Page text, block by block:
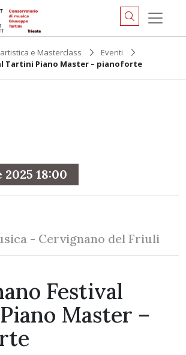
e Masterclass
Eventi
Tartini Piano Master – pianoforte
18:00
- Cervignano del Friuli
Festival
Master –